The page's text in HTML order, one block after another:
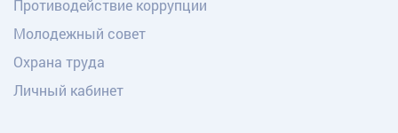
Противодействие коррупции
Молодежный совет
Охрана труда
Личный кабинет